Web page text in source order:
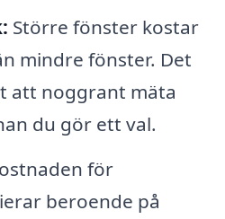
Större fönster kostar
mindre fönster. Det
att noggrant mäta
du gör ett val.
för
beroende på